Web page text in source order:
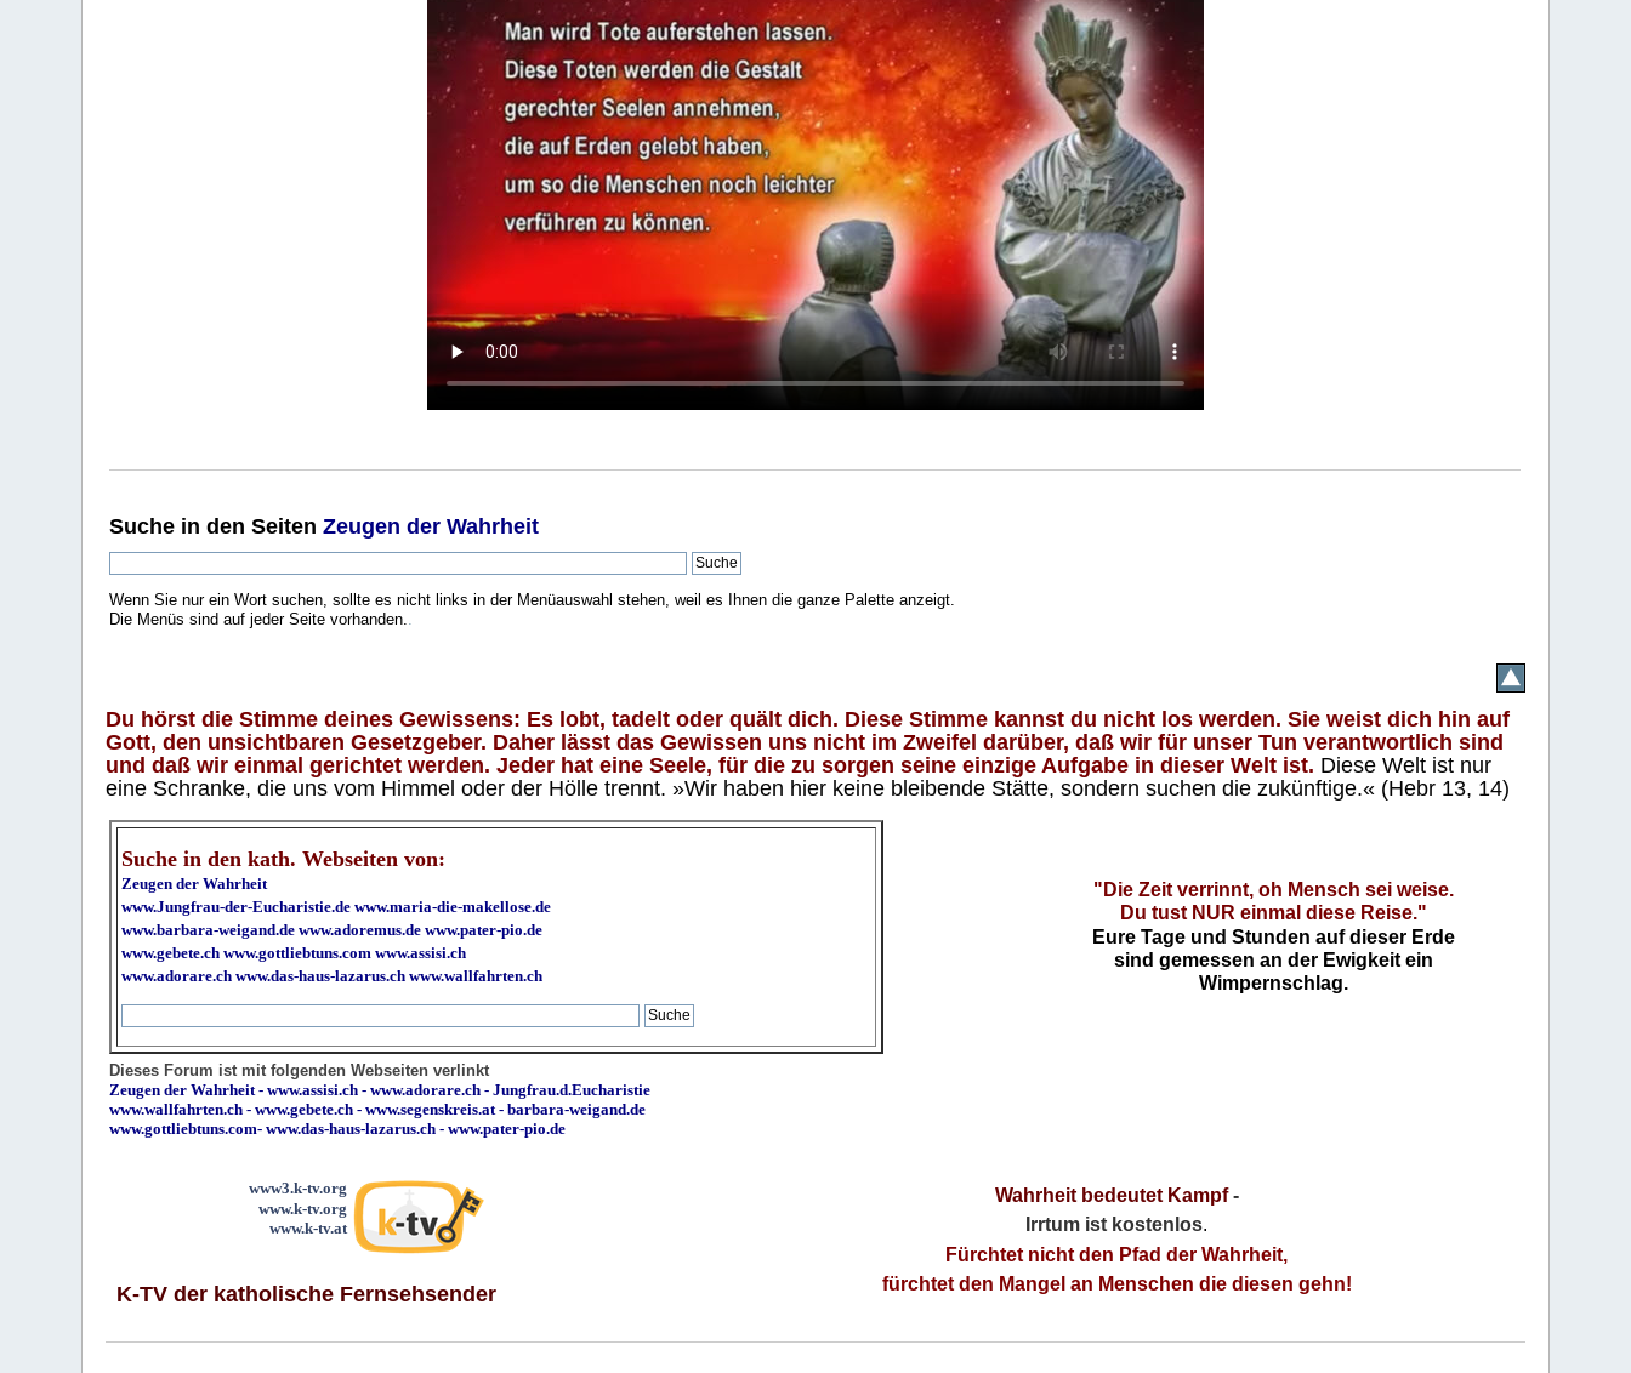
Suche in den SeitenZeugen der Wahrheit
Wenn Sie nur ein Wort suchen, sollte es nicht links in der Menüauswahl stehen, weil es Ihnen die ganze Palette anzeigt.
Die Menüs sind auf jeder Seite vorhanden.
Du hörst die Stimme deines Gewissens: Es lobt, tadelt oder quält dich. Diese Stimme kannst du nicht los werden. Sie weist dich hin auf
Gott, den unsichtbaren Gesetzgeber. Daher lässt das Gewissen uns nicht im Zweifel darüber, daß wir für unser Tun verantwortlich sind
und daß wir einmal gerichtet werden. Jeder hat eine Seele, für die zu sorgen seine einzige Aufgabe in dieser Welt ist. Diese Welt ist nur
eine Schranke, die uns vom Himmel oder der Hölle trennt. »Wir haben hier keine bleibende Stätte, sondern suchen die zukünftige.« (Hebr 13, 14)
Suche in den kath. Webseiten von:
Zeugen der Wahrheit
www.Jungfrau-der-Eucharistie.de www.maria-die-makellose.de
www.barbara-weigand.de www.adoremus.de www.pater-pio.de
www.gebete.ch www.gottliebtuns.com www.assisi.ch
www.adorare.ch www.das-haus-lazarus.ch www.wallfahrten.ch
"Die Zeit verrinnt, oh Mensch sei weise.
Du tust NUR einmal diese Reise."
Eure Tage und Stunden auf dieser Erde
sind gemessen an der Ewigkeit ein
Wimpernschlag.
Dieses Forum ist mit folgenden Webseiten verlinkt
Zeugen der Wahrheit -www.assisi.ch -www.adorare.ch -Jungfrau.d.Eucharistie
www.wallfahrten.ch -www.gebete.ch -www.segenskreis.at -barbara-weigand.de
www.gottliebtuns.com-www.das-haus-lazarus.ch - www.pater-pio.de
www3.k-tv.org
www.k-tv.org
www.k-tv.at
K-TV der katholische Fernsehsender
Wahrheit bedeutet Kampf-
Irrtum ist kostenlos.
Fürchtet nicht den Pfad der Wahrheit,
fürchtet den Mangel an Menschen die diesen gehn!